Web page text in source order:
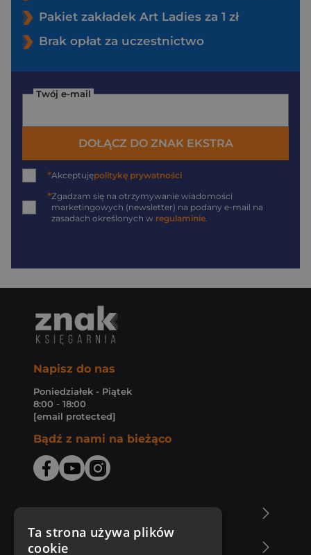
Pakiet zakładek Art Ladies za 1 zł
Brak opłat za uczestnictwo
Twój e-mail
DOŁĄCZ DO ZNAK EKSTRA
*Akceptujępolitykę prywatności
*Zgadzam się na otrzymywanie wiadomości
marketingowych (newsletter) na podany e-mail na
zasadach określonych w regulaminie
Napisz do nas
Poniedziałek - Piątek
8:00 - 18:00
[email protected]
Bądź z nami na bieżąco
Zakupy u nas
Ta strona używa plików
cookie